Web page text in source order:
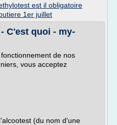
est il obligatoire
1er juillet
C'est quoi - my-
de nos
vous acceptez
(du nom d'une